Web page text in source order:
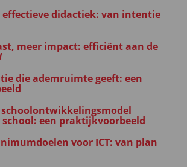
effectieve didactiek: van intentie
meer impact: efficiënt aan de
die ademruimte geeft: een
een praktijkvoorbeeld
voor ICT: van plan